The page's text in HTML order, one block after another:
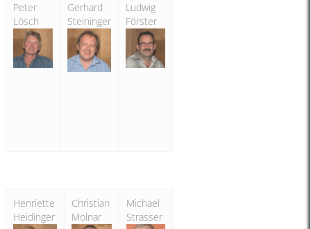
Peter
Lösch
Gerhard
Steininger
Ludwig
Förster
Henriette
Heidinger
Christian
Molnar
Michael
Strasser